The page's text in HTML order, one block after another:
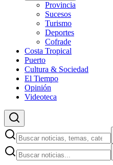
Provincia
Sucesos
Turismo
Deportes
Cofrade
Costa Tropical
Puerto
Cultura & Sociedad
El Tiempo
Opinión
Videoteca